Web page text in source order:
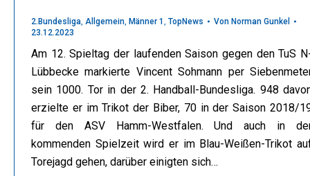
2.Bundesliga, Allgemein, Männer 1 , TopNews Von Norman Gunkel
23.12.2023
Am 12. Spieltag der laufenden Saison gegen den TuS
Lübbecke markierte Vincent Sohmann per
sein 1000. Tor in der 2. Handball-Bundesliga. 948
erzielte er im Trikot der Biber, 70 in der Saison 2018/
für den ASV Hamm-Westfalen. Und auch in
kommenden Spielzeit wird er im Blau-Weißen-Trikot
Torejagd gehen, darüber einigten sich…